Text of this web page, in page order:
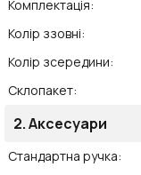
Комплектація:
Колір ззовні:
Колір зсередини:
Склопакет:
2.Аксесуари
Стандартна ручка: